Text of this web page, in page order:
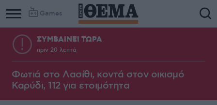
Games
ΣΥΜΒΑΙΝΕΙ ΤΩΡΑ
πριν 20 λεπτά
Φωτιά στο Λασίθι, κοντά στον οικισμό
Καρύδι, 112 για ετοιμότητα